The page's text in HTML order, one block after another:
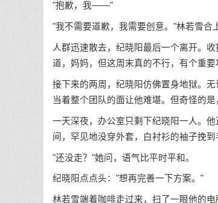
"抱歉，我——"
"我不需要道歉，我需要创意。"林若雪合
人群迅速散去，纪晓阳最后一个离开。
道，妈妈，但这周末真的不行，有个重要
接下来的两周，纪晓阳仿佛置身地狱。
当着整个团队的面让他难堪。但奇怪的
一天深夜，办公室只剩下纪晓阳一人。
间，罕见地没穿外套，白衬衫的袖子挽到
"还没走？"她问，语气比平时平和。
纪晓阳点点头："想再完善一下方案。"
林若雪端着咖啡走过来，扫了一眼他的